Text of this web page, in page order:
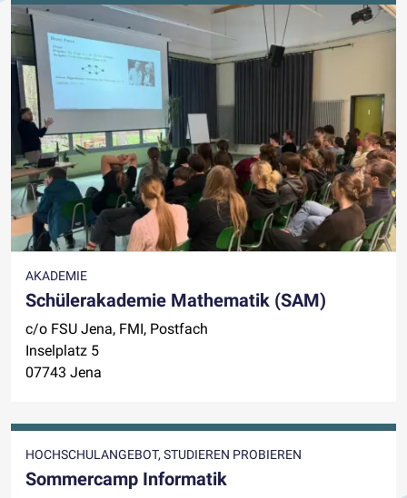
AKADEMIE
Schülerakademie Mathematik (SAM)
c/o FSU Jena, FMI, Postfach
Inselplatz 5
07743 Jena
HOCHSCHULANGEBOT, STUDIEREN PROBIEREN
Sommercamp Informatik